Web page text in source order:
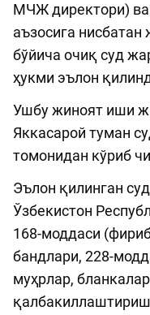
МЧЖ директори)
аъзосига
бўйича очиқ суд
ҳукми эълон
Ушбу жиноят иши
Яккасарой туман
томонидан кўриб
Эълон қилинган
Ўзбекистон
168-моддаси
бандлари, 228-
муҳрлар,